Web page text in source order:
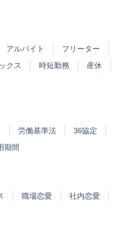
アルバイト
フリーター
クス 時短勤務
産休
労働基準法
36協定
期間
職場恋愛
社内恋愛